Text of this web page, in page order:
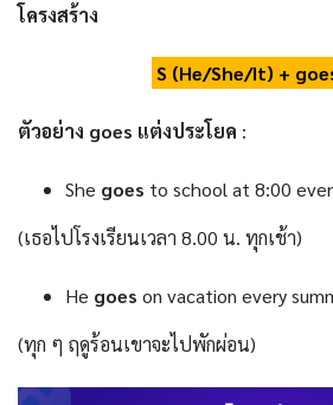
โครงสร้าง
S (He/She/It) +
ตัวอย่าง goes แต่งประโยค :
She goes to school at 8:00
(เธอไปโรงเรียนเวลา 8.00 น. ทุกเช้า)
He goes on vacation every
(ทุก ๆ ฤดูร้อนเขาจะไปพักผ่อน)